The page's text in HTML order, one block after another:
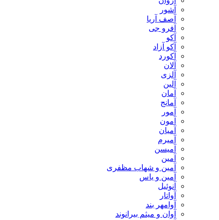
آشور
آصف آریا
آفرو جی
آکو
آکو آزاد
آکورد
آلان
آلزی
آلین
آمان
آمانج
آمور
آمون
آمیان
آمیرم
آمیسن
آمین
آمین و شهاب مظفری
آمین و یاس
آنوئیل
آواتار
آوامهر بند
آوان و میثم بیرانوند